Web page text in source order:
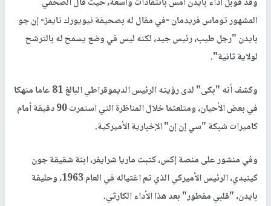
المشهور توماس فريدمان -في مقال له بصحيفة نيويورك تايمز- إن جو
بايدن "رجل طيب، رئيس جيد، لكنه ليس في وضع يسمح له بالترشح
لولاية ثانية".
وكشف أنه "بكى" لدى رؤيته الرئيس الديموقراطي البالغ 81 عاما منهكا
في بعض الأحيان، ومتلعثما خلال المناظرة التي استمرت 90 دقيقة أمام
كاميرات شبكة "سي إن إن" الإخبارية الأميركية.
وفي منشور على منصة إكس، كتبت ماريا شرايفر، ابنة شقيقة جون
كينيدي، الرئيس الأميركي الذي تم اغتياله في العام 1963، وحليفة
بايدن، "قلبي مفطور" بعد هذا الأداء الكارثي.